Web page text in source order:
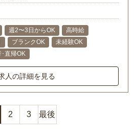
週2〜3日からOK
高時給
ブランクOK
未経験OK
･直帰OK
人の詳細を見る
2 3 最後